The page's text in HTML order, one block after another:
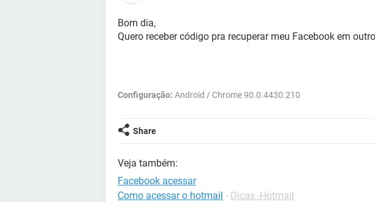
Bom dia,
Quero receber código pra recuperar meu Facebook em
Configuração: Android / Chrome 90.0.4430.210
Share
Veja também:
Facebook acessar
Como acessar o hotmail - Dicas -Hotmail